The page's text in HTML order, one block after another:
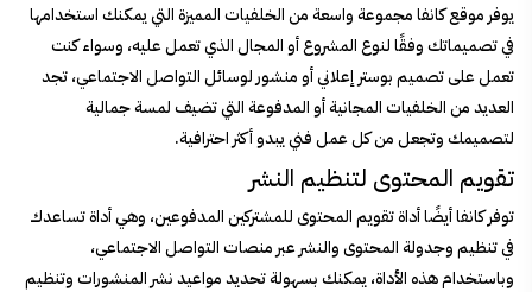
يوفر موقع كانفا مجموعة واسعة من الخلفيات المميزة التي يمكنك استخدامها
في تصميماتك وفقًا لنوع المشروع أو المجال الذي تعمل عليه، وسواء كنت
تعمل على تصميم بوستر إعلاني أو منشور لوسائل التواصل الاجتماعي، تجد
العديد من الخلفيات المجانية أو المدفوعة التي تضيف لمسة جمالية
لتصميمك وتجعل من كل عمل فني يبدو أكثر احترافية.
تقويم المحتوى لتنظيم النشر
توفر كانفا أيضًا أداة تقويم المحتوى للمشتركين المدفوعين، وهي أداة تساعدك
في تنظيم وجدولة المحتوى والنشر عبر منصات التواصل الاجتماعي،
وباستخدام هذه الأداة، يمكنك بسهولة تحديد مواعيد نشر المنشورات وتنظيم